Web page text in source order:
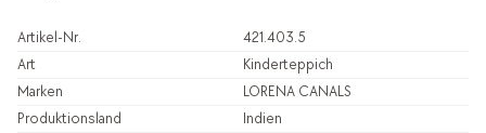
Artikel-Nr.
421.403.5
Art
Kinderteppich
Marken
LORENA CANALS
Produktionsland
Indien